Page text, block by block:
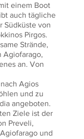
einem Boot
auch tägliche
Südküste von
Pirgos.
Strände,
Agiofarago,
an. Von
Agios
und zu
angeboten.
Ziele ist der
Preveli,
und